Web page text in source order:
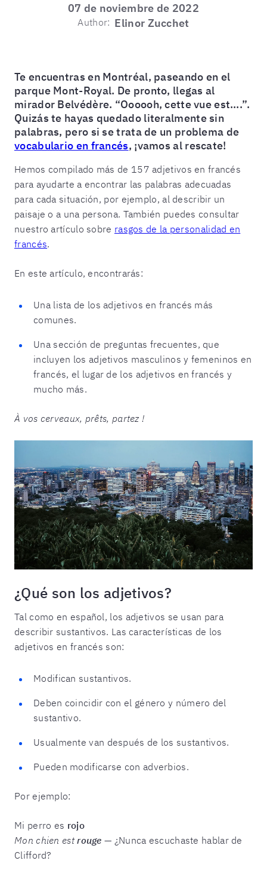
07 de noviembre de 2022
Author: Elinor Zucchet
Te encuentras en Montréal, paseando en el
parque Mont-Royal. De pronto, llegas al
mirador Belvédère. “Oooooh, cette vue est….”.
Quizás te hayas quedado literalmente sin
palabras, pero si se trata de un problema de
vocabulario en francés, ¡vamos al rescate!
Hemos compilado más de 157 adjetivos en francés
para ayudarte a encontrar las palabras adecuadas
para cada situación, por ejemplo, al describir un
paisaje o a una persona. También puedes consultar
nuestro artículo sobre rasgos de la personalidad en
francés.
En este artículo, encontrarás:
Una lista de los adjetivos en francés más
comunes.
Una sección de preguntas frecuentes, que
incluyen los adjetivos masculinos y femeninos en
francés, el lugar de los adjetivos en francés y
mucho más.
À vos cerveaux, prêts, partez !
¿Qué son los adjetivos?
Tal como en español, los adjetivos se usan para
describir sustantivos. Las características de los
adjetivos en francés son:
Modifican sustantivos.
Deben coincidir con el género y número del
sustantivo.
Usualmente van después de los sustantivos.
Pueden modificarse con adverbios.
Por ejemplo:
Mi perro es rojo
Mon chien estrouge — ¿Nunca escuchaste hablar de
Clifford?